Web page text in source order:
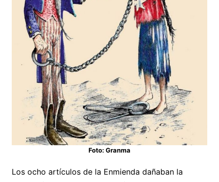
Foto: Granma
Los ocho artículos de la Enmienda dañaban la